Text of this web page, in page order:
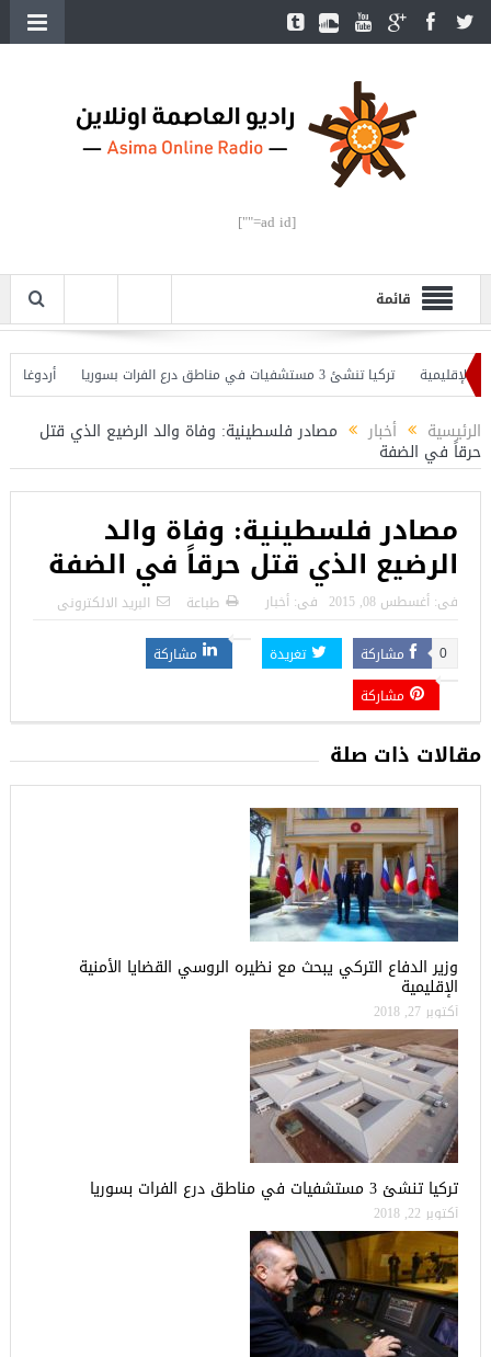
[ad id=""]
قائمة
تركيا تنشئ 3 مستشفيات في مناطق درع الفرات بسوريا
أردوغان
الرئيسية أخبار مصادر فلسطينية: وفاة والد الرضيع الذي قتل
حرقاً في الضفة
مصادر فلسطينية: وفاة والد
الرضيع الذي قتل حرقاً في الضفة
فى: أغسطس 08, 2015 فى: أخبار طباعة البريد الالكترونى
مشاركة 0 تغريدة
مشاركة
مشاركة
مقالات ذات صلة
وزير الدفاع التركي يبحث مع نظيره الروسي القضايا الأمنية
الإقليمية
أكتوبر 27, 2018
تركيا تنشئ 3 مستشفيات في مناطق درع الفرات بسوريا
أكتوبر 22, 2018